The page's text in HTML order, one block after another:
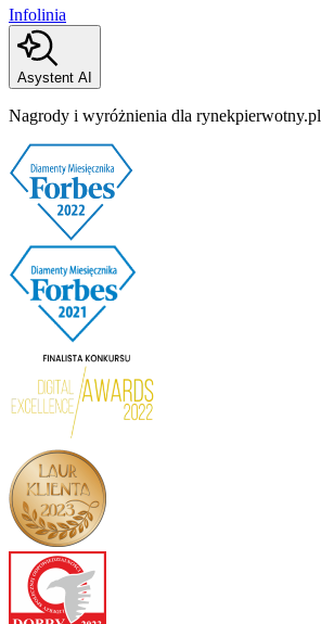
Infolinia
Asystent AI
Nagrody i wyróżnienia dla rynekpierwotny.pl